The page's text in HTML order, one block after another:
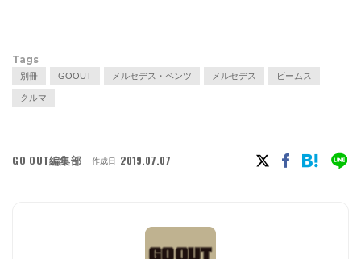
Tags
別冊 GOOUT メルセデス・ベンツ メルセデス ビームス
クルマ
GO OUT編集部 作成日 2019.07.07